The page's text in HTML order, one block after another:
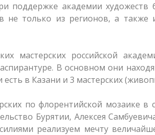
поддержке академии художеств
не только из регионов, а
мастерских российской
В основном они
в Казани и 3 мастерских
по флорентийской мозаике в
Бурятии, Алексея
реализуем мечту